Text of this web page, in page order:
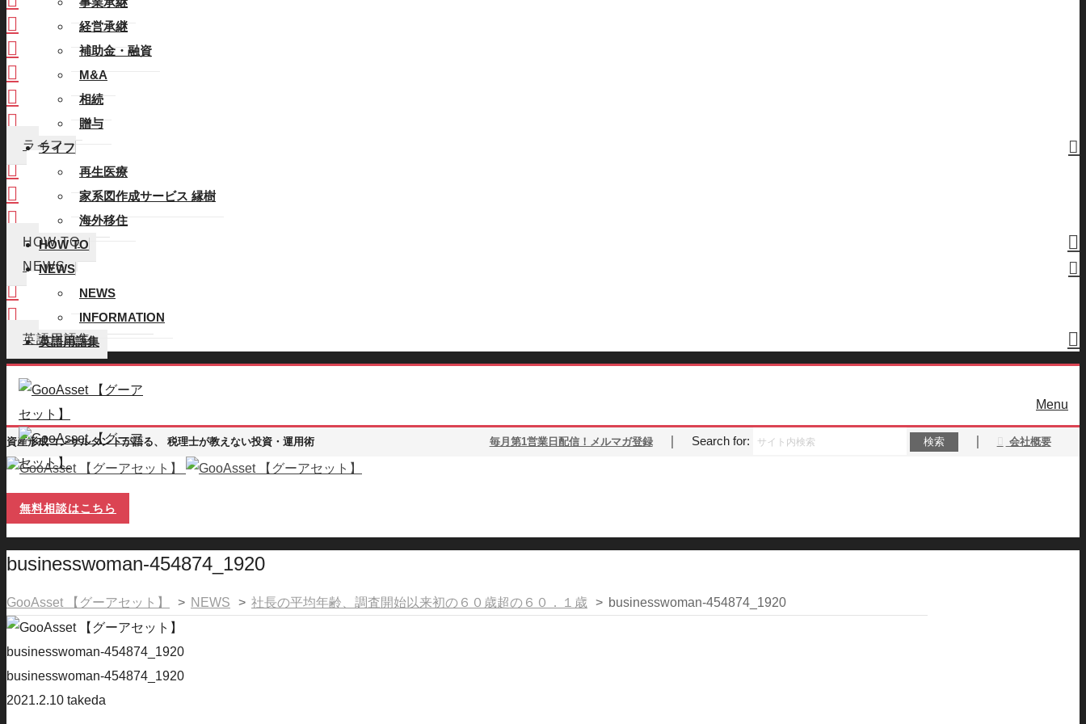
経営承継
補助金・融資
M&A
相続
贈与
ライフ
再生医療
家系図作成サービス 縁樹
海外移住
HOW TO
NEWS
NEWS
INFORMATION
英語用語集
Menu
資産形成コンサルタントが語る、 税理士が教えない投資・運用術 毎月第1営業日配信！メルマガ登録｜ Search for: 会社概要
経営承継
補助金・融資
M&A
相続
贈与
ライフ
再生医療
家系図作成サービス 縁樹
海外移住
HOW TO
NEWS
NEWS
INFORMATION
英語用語集
無料相談はこちら
businesswoman-454874_1920
GooAsset 【グーアセット】 > NEWS > 社長の平均年齢、調査開始以来初の６０歳超の６０．１歳 > businesswoman-454874_1920
businesswoman-454874_1920
businesswoman-454874_1920
2021.2.10 takeda